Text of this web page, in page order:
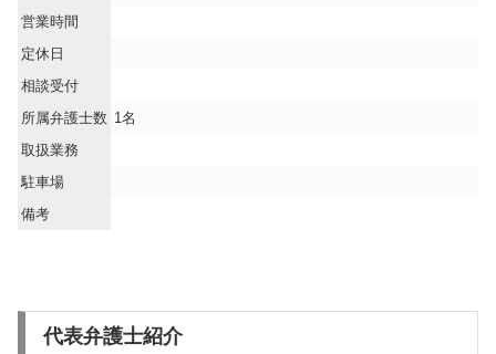
営業時間
定休日
相談受付
所属弁護士数 1名
取扱業務
駐車場
備考
代表弁護士紹介